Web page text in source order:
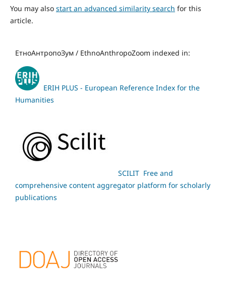
You may also start an advanced similarity search for this
article.
ЕтноАнтропоЗум / EthnoAnthropoZoom indexed in:
ERIH PLUS - European Reference Index for the
Humanities
SCILIT Free and
comprehensive content aggregator platform for scholarly
publications